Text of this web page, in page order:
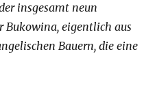
insgesamt neun
Bukowina, eigentlich aus
Bauern, die eine